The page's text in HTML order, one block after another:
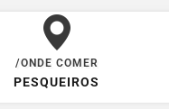
/ONDE COMER
PESQUEIROS